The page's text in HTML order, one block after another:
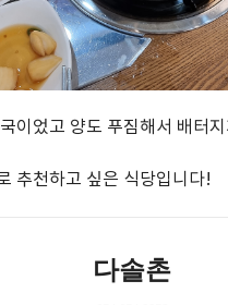
이었고 양도 푸짐해서 배터
추천하고 싶은 식당입니다!